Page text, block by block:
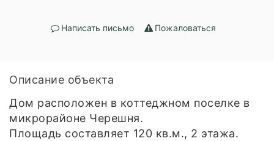
Написать письмо Пожаловаться
Описание объекта
Дом расположен в коттеджном поселке в
микрорайоне Черешня.
Площадь составляет 120 кв.м., 2 этажа.